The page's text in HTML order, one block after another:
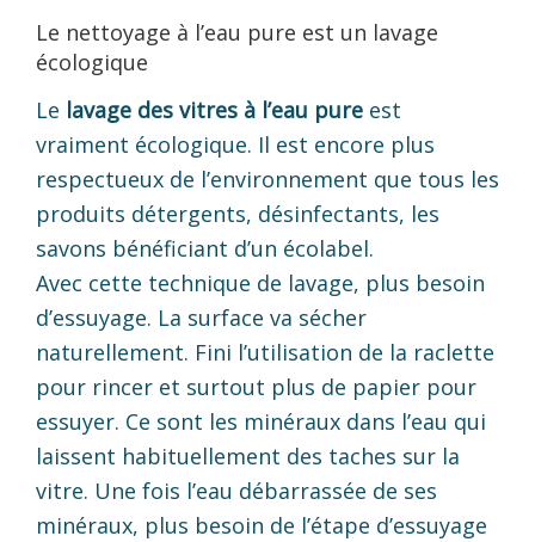
Le nettoyage à l’eau pure est un lavage
écologique
Le lavage des vitres à l’eau pure est
vraiment écologique. Il est encore plus
respectueux de l’environnement que tous les
produits détergents, désinfectants, les
savons bénéficiant d’un écolabel.
Avec cette technique de lavage, plus besoin
d’essuyage. La surface va sécher
naturellement. Fini l’utilisation de la raclette
pour rincer et surtout plus de papier pour
essuyer. Ce sont les minéraux dans l’eau qui
laissent habituellement des taches sur la
vitre. Une fois l’eau débarrassée de ses
minéraux, plus besoin de l’étape d’essuyage